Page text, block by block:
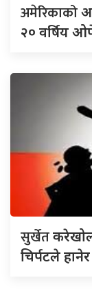
अमेरिकाको
२० वर्षिय
सुर्खेत
चिर्पटले